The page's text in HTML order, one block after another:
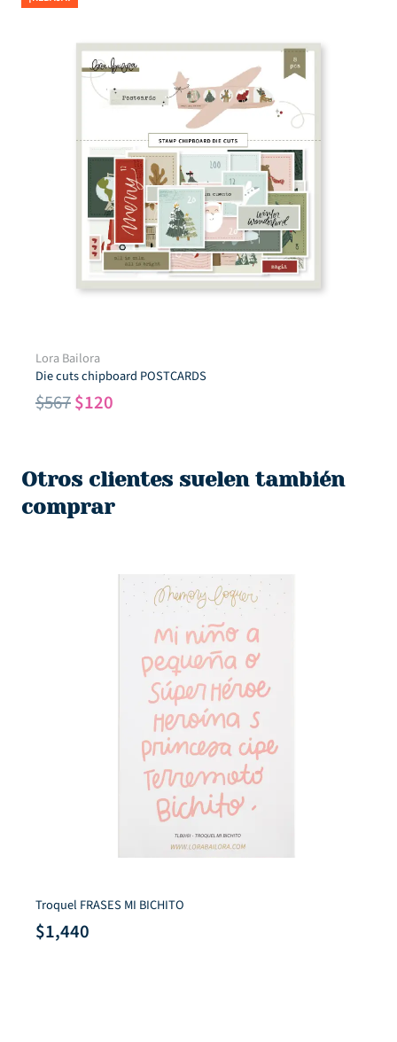
Lora Bailora
Die cuts chipboard POSTCARDS
$567El
era:
$567.
$120
es:
$120.
Otros clientes suelen también
comprar
Troquel FRASES MI BICHITO
$1,440